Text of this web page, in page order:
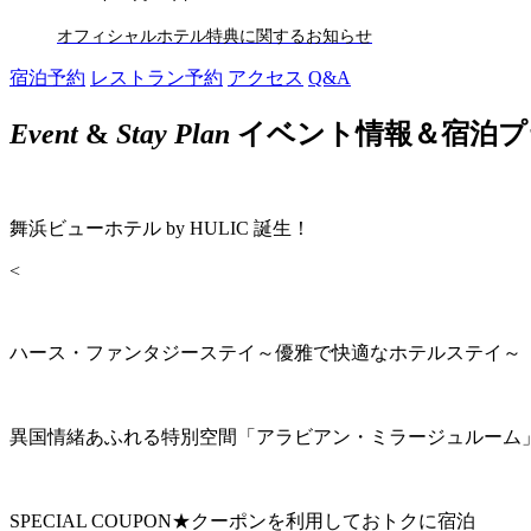
オフィシャルホテル特典に関するお知らせ
宿泊予約 レストラン予約 アクセス Q&A
Event& Stay Plan イベント情報＆宿泊
舞浜ビューホテル by HULIC 誕生！
<
ハース・ファンタジーステイ～優雅で快適なホテルステイ～
異国情緒あふれる特別空間「アラビアン・ミラージュルーム
SPECIAL COUPON★クーポンを利用しておトクに宿泊